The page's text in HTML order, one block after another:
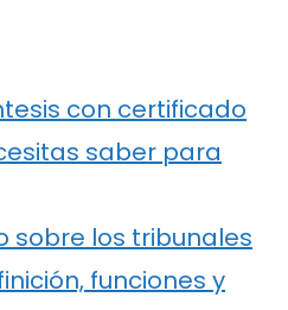
con certificado
saber para
sobre los tribunales
funciones y